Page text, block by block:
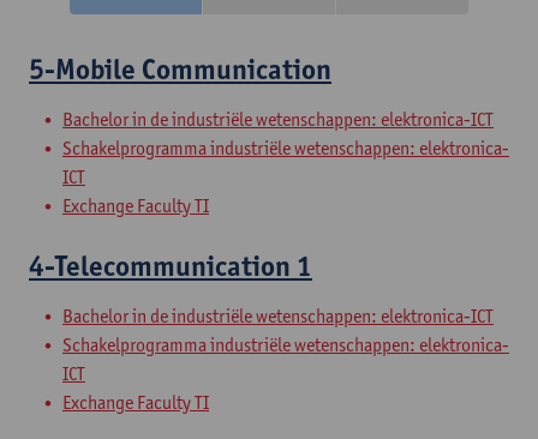
5-Mobile Communication
Bachelor in de industriële wetenschappen: elektronica-ICT
Schakelprogramma industriële wetenschappen: elektronica-
ICT
Exchange Faculty TI
4-Telecommunication 1
Bachelor in de industriële wetenschappen: elektronica-ICT
Schakelprogramma industriële wetenschappen: elektronica-
ICT
Exchange Faculty TI